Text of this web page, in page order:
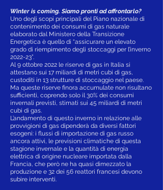
Winter is coming. Siamo pronti ad affrontarlo?
Uno degli scopi principali del Piano nazionale di
contenimento dei consumi di gas naturale
elaborato dal Ministero della Transizione
Energetica è quello di “assicurare un elevato
grado di riempimento degli stoccaggi per l’inverno
2022-23”.
Al 9 ottobre 2022 le riserve di gas in Italia si
attestano sui 17 miliardi di metri cubi di gas,
custoditi in 13 strutture di stoccaggio nel paese.
Ma queste riserve finora accumulate non risultano
sufficienti, coprendo solo il 30% dei consumi
invernali previsti, stimati sui 45 miliardi di metri
cubi di gas.
L’andamento di questo inverno in relazione alle
provvigioni di gas dipenderà da diversi fattori
esogeni: i flussi di importazione di gas russo
ancora attivi, le previsioni climatiche di questa
stagione invernale e la quantità di energia
elettrica di origine nucleare importata dalla
Francia, che però ne ha quasi dimezzato la
produzione e 32 dei 56 reattori francesi devono
subire interventi.